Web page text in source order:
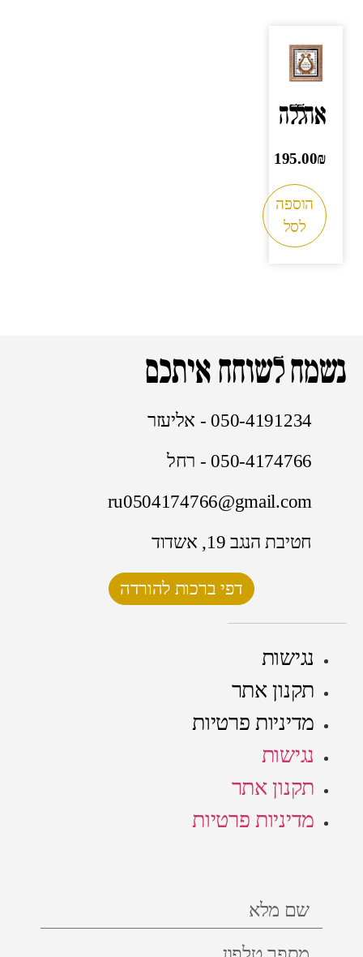
אהללה
195.00₪
הוספה
לסל
נשמח לשוחח איתכם
050-4191234 - אליעזר
050-4174766 - רחל
ru0504174766@gmail.com
חטיבת הנגב 19, אשדוד
דפי ברכות להורדה
נגישות
תקנון אתר
מדיניות פרטיות
נגישות
תקנון אתר
מדיניות פרטיות